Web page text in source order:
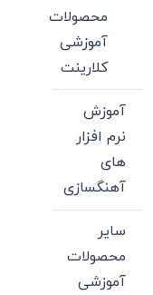
محصولات
آموزشی
کلارینت
آموزش
نرم افزار
های
آهنگسازی
سایر
محصولات
آموزشی